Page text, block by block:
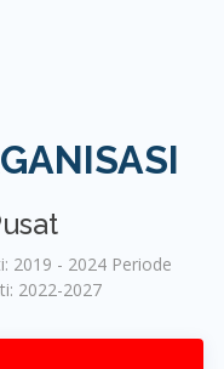
2019 - 2024 Periode
2022-2027